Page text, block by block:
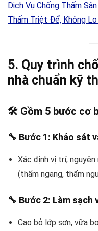
Dịch Vụ Chống Thấm
Thấm Triệt Để, Không
5. Quy trình
nhà chuẩn kỹ
🛠️ Gồm 5 bước cơ
🔧 Bước 1: Khảo sát
Xác định vị trí,
(thấm ngang, thấm
🔧 Bước 2: Làm sạch
Cạo bỏ lớp sơn, vữa